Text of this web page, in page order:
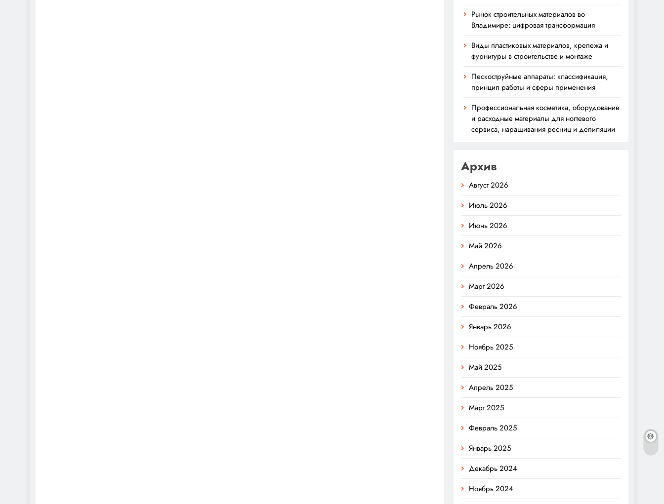
Рынок строительных материалов во
Владимире: цифровая трансформация
Виды пластиковых материалов, крепежа и
фурнитуры в строительстве и монтаже
Пескоструйные аппараты: классификация,
принцип работы и сферы применения
Профессиональная косметика, оборудование
и расходные материалы для ногтевого
сервиса, наращивания ресниц и депиляции
Архив
Август 2026
Июль 2026
Июнь 2026
Май 2026
Апрель 2026
Март 2026
Февраль 2026
Январь 2026
Ноябрь 2025
Май 2025
Апрель 2025
Март 2025
Февраль 2025
Январь 2025
Декабрь 2024
Ноябрь 2024